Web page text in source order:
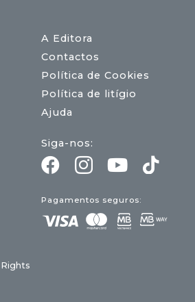
A Editora
Contactos
Política de Cookies
Política de litígio
Ajuda
Siga-nos:
Pagamentos seguros: